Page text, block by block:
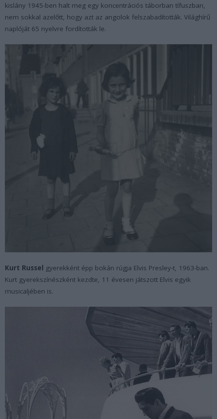
kislány 1945-ben halt meg egy koncentrációs táborban tífuszban,
nem sokkal azelőtt, hogy azt az angolok felszabadították. Világhírű
naplóját 65 nyelvre fordították le.
Kurt Russel gyerekként épp bokán rúgja Elvis Presley-t, 1963-ban.
Kurt gyerekszínészként kezdte, 11 évesen játszott Elvis egyik
musicaljében is.